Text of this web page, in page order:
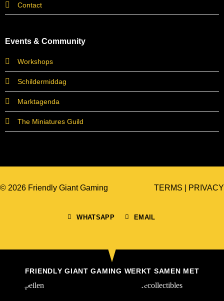
Contact
Events & Community
Workshops
Schildermiddag
Marktagenda
The Miniatures Guild
© 2026 Friendly Giant Gaming
WHATSAPP EMAIL
TERMS PRIVACY
FRIENDLY GIANT GAMING WERKT SAMEN MET